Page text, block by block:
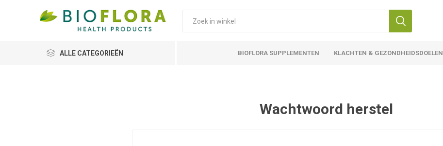
ALLE CATEGORIEËN BIOFLORA SUPPLEMENTEN KLACHTEN & GEZONDHEIDSDOELEN
Wachtwoord herstel